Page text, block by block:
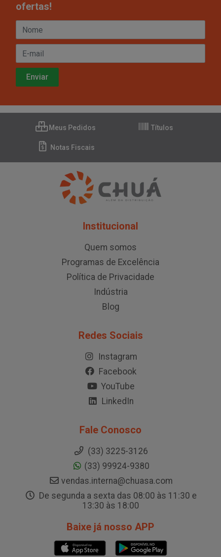
ofertas!
Meus Pedidos Títulos
Notas Fiscais
Institucional
Quem somos
Programas de Excelência
Política de Privacidade
Indústria
Blog
Redes Sociais
Instagram
Facebook
YouTube
LinkedIn
Fale Conosco
(33) 3225-3126
(33) 99924-9380
vendas.interna@chuasa.com
De segunda a sexta das 08:00 às 11:30 e
13:30 às 18:00
Baixe já nosso APP